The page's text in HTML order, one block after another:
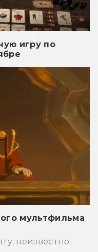
игру по
мультфильма
неизвестно.